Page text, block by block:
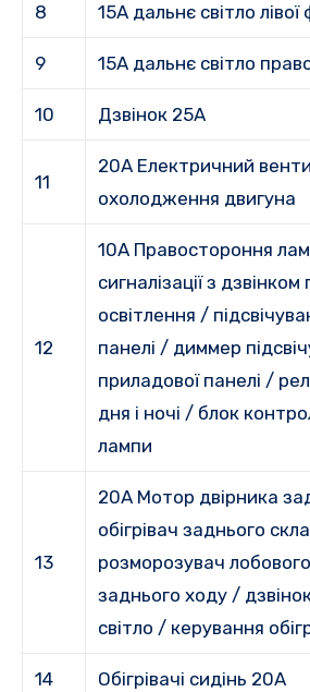
8 15A дальнє світло лівої
9 15A дальнє світло
10 Дзвінок 25А
11
20A Електричний
охолодження двигуна
12
10A Правостороння
сигналізації з
освітлення /
панелі / диммер
приладової панелі /
дня і ночі / блок
лампи
13
20A Мотор двірника
обігрівач заднього
розморозувач
заднього ходу /
світло / керування
14 Обігрівачі сидінь 20A